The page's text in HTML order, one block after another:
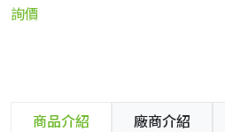
詢價
商品介紹 廠商介紹